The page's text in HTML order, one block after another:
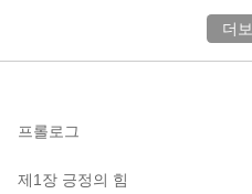
더
프롤로그
제1장 긍정의 힘